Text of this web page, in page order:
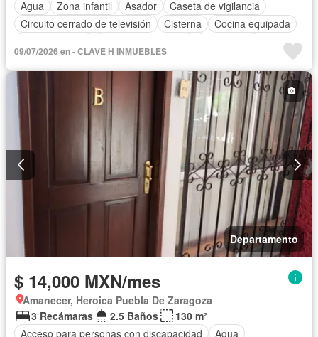
Agua
Zona infantil Asador
Caseta de vigilancia
Circuito cerrado de televisión
Cisterna
Cocina equipada
Estacionamiento
Gas natural
Seguridad
Televisión por cable
Wifi
Zonas verdes Sin amueblar
09/07/2026 en - CLAVE H INMUEBLES
Departamento
$ 14,000 MXN/mes
Amanecer, Heroica Puebla De Zaragoza
3 Recámaras
2.5 Baños
130 m²
Acceso para personas con discapacidad
Agua